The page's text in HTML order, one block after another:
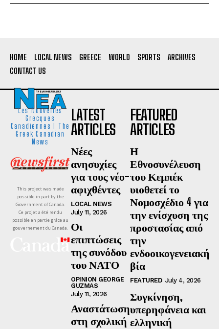
HOME LOCAL NEWS GREECE WORLD SPORTS
ARCHIVES
CONTACT US
Les Nouvelles
Grecques
Canadiennes I The
Greek Canadian
News
This project was made
possible in part by the
Government of Canada.
Ce projet a été rendu
possible en partie grâce au
gouvernement du Canada.
LATEST
ARTICLES
Νέες
ανησυχίες
για τους νέο-
αφιχθέντες
LOCAL NEWS
July 11, 2026
Οι
επιπτώσεις
της συνόδου
του ΝΑΤΟ
OPINION GEORGE
GUZMAS
July 11, 2026
Αναστάτωση
στη σχολική
FEATURED
ARTICLES
Η
Εθνοσυνέλευση
του Κεμπέκ
υιοθετεί το
Νομοσχέδιο 4 για
την ενίσχυση της
προστασίας από
την
ενδοοικογενειακή
βία
FEATURED July 4, 2026
Συγκίνηση,
υπερηφάνεια και
ελληνική